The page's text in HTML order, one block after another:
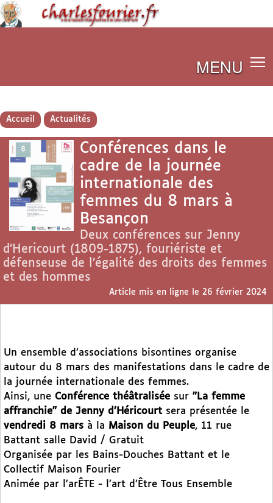
MENU
Accueil Actualités
Conférences dans le
cadre de la journée
internationale des
femmes du 8 mars à
Besançon
Deux conférences sur Jenny
d’Hericourt (1809-1875), fouriériste et
défenseuse de l’égalité des droits des femmes
et des hommes
Article mis en ligne le 26 février 2024
Un ensemble d’associations bisontines organise
autour du 8 mars des manifestations dans le cadre de
la journée internationale des femmes.
Ainsi, une Conférence théâtralisée sur "La femme
affranchie" de Jenny d’Héricourt sera présentée le
vendredi 8 mars à la Maison du Peuple, 11 rue
Battant salle David / Gratuit
Organisée par les Bains-Douches Battant et le
Collectif Maison Fourier
Animée par l’arÊTE - l’art d’Être Tous Ensemble